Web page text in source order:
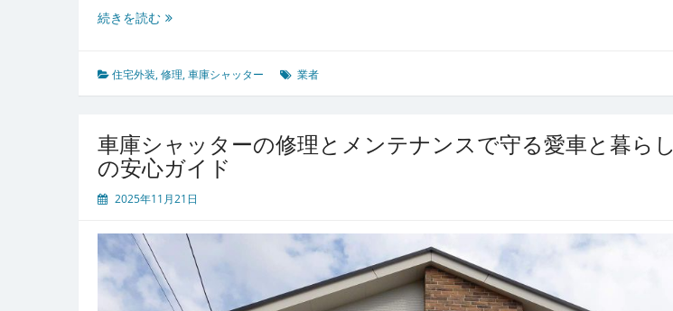
続きを読む車
ャ
ッ
の
故
予
信
頼
で
住宅外装,修理,車庫シャッター 業者
車庫シャッターの修理とメンテナンスで守る愛車と暮らし
の安心ガイド
2025年11月21日